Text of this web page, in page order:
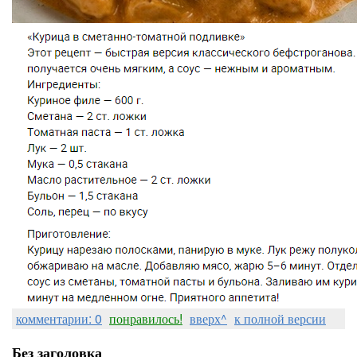
комментарии: 0 понравилось! вверх^ к полной версии
Без заголовка